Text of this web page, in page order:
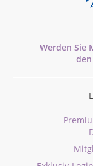
Werden Sie
den